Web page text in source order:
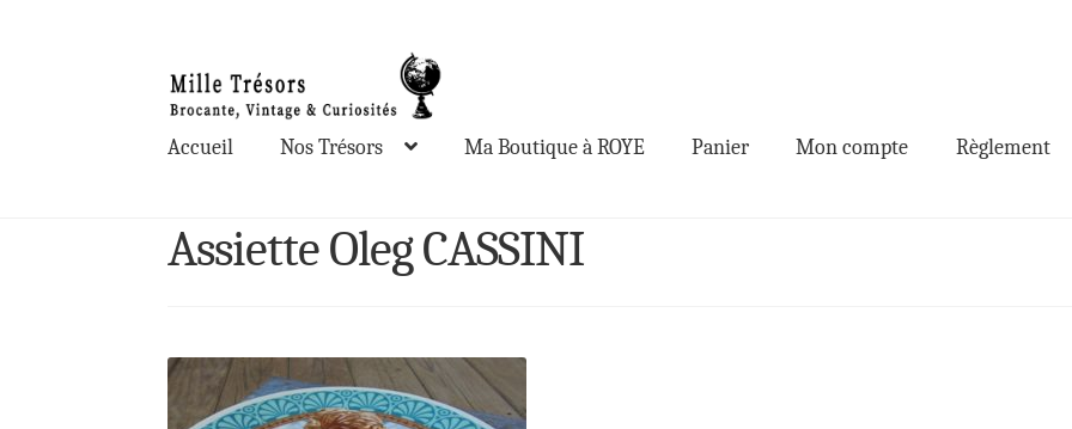
à
la
navigation
au
contenu
Accueil Nos Trésors Ma Boutique à ROYE Panier Mon compte Règlement
Assiette Oleg CASSINI